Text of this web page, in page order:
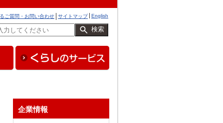
English
サイトマップ
ご質問・お問い合わせ
検索
企業情報